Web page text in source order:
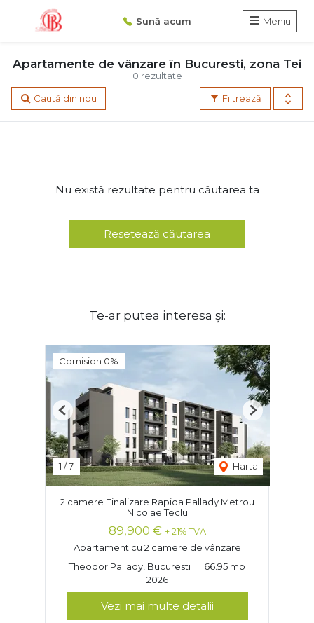
Sună acum Meniu
0 rezultate
Apartamente de vânzare în Bucuresti, zona Tei
Filtrează
Caută din nou
Nu există rezultate pentru căutarea ta
Resetează căutarea
Te-ar putea interesa și:
Comision 0%
1 /7 Harta
Previous Next
2 camere Finalizare Rapida Pallady Metrou
Nicolae Teclu
89,900 € + 21% TVA
Apartament cu 2 camere de vânzare
Theodor Pallady, Bucuresti
66.95 mp
2026
Vezi mai multe detalii